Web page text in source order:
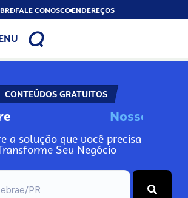
FALE CONOSCOENDEREÇOS
CONTEÚDOS GRATUITOS
Nosso
a solução que você precisa
Seu Negócio